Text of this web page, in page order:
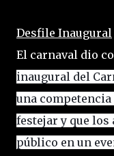
Desfile Inaugural
El carnaval dio
inaugural del
una
festejar y que los
público en un